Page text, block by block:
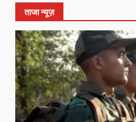
ताजा न्यूज़